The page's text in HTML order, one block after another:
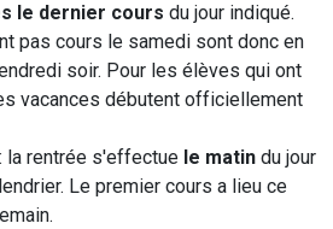
le dernier cours du jour indiqué.
pas cours le samedi sont donc en
soir. Pour les élèves qui ont
vacances débutent officiellement
: la rentrée s'effectue le matin du jour
Le premier cours a lieu ce